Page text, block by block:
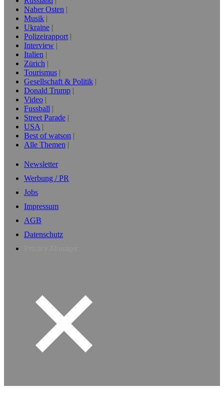
Naher Osten
Musik
Ukraine
Polizeirapport
Interview
Italien
Zürich
Tourismus
Gesellschaft & Politik
Donald Trump
Video
Fussball
Street Parade
USA
Best of watson
Alle Themen
Newsletter
Werbung / PR
Jobs
Impressum
AGB
Datenschutz